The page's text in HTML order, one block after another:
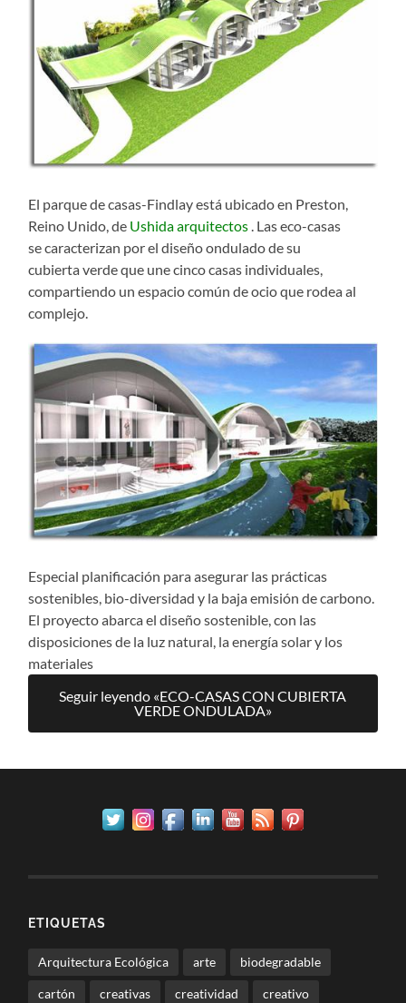
El parque de casas-Findlay está ubicado en Preston,
Reino Unido, de Ushida arquitectos. Las eco-casas
se caracterizan por el diseño ondulado de su
cubierta verde que une cinco casas individuales,
compartiendo un espacio común de ocio que rodea al
complejo.
Especial planificación para asegurar las prácticas
sostenibles, bio-diversidad y la baja emisión de carbono.
El proyecto abarca el diseño sostenible, con las
disposiciones de la luz natural, la energía solar y los
materiales
Seguir leyendo «ECO-CASAS CON CUBIERTA
VERDE ONDULADA»
ETIQUETAS
Arquitectura Ecológica arte biodegradable
cartón creativas creatividad creativo